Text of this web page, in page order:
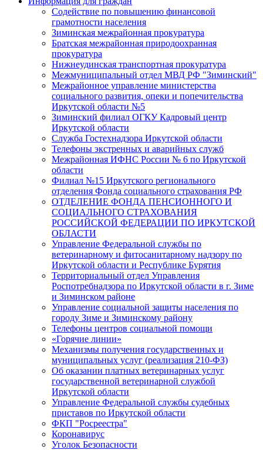
Содействие по повышению финансовой
грамотности населения
Зиминская межрайонная прокуратура
Братская межрайонная природоохранная
прокуратура
Нижнеудинская транспортная прокуратура
Межмуниципальный отдел МВД РФ "Зиминский"
Межрайонное управление министерства
социального развития, опеки и попечительства
Иркутской области №5
Зиминский филиал ОГКУ Кадровый центр
Иркутской области
Служба Гостехнадзора Иркутской области
Телефоны экстренных и аварийных служб
Межрайонная ИФНС России № 6 по Иркутской
области
Филиал №15 Иркутского регионального
отделения Фонда социального страхования РФ
ОТДЕЛЕНИЕ ФОНДА ПЕНСИОННОГО И
СОЦИАЛЬНОГО СТРАХОВАНИЯ
РОССИЙСКОЙ ФЕДЕРАЦИИ ПО ИРКУТСКОЙ
ОБЛАСТИ
Управление Федеральной службы по
ветеринарному и фитосанитарному надзору по
Иркутской области и Республике Бурятия
Территориальный отдел Управления
Роспотребнадзора по Иркутской области в г. Зиме
и Зиминском районе
Управление социальной защиты населения по
городу Зиме и Зиминскому району
Телефоны центров социальной помощи
«Горячие линии»
Механизмы получения государственных и
муниципальных услуг (реализация 210-ФЗ)
Об оказании платных ветеринарных услуг
государственной ветеринарной службой
Иркутской области
Управление Федеральной службы судебных
приставов по Иркутской области
ФКП "Росреестра"
Коронавирус
Уголок Безопасности